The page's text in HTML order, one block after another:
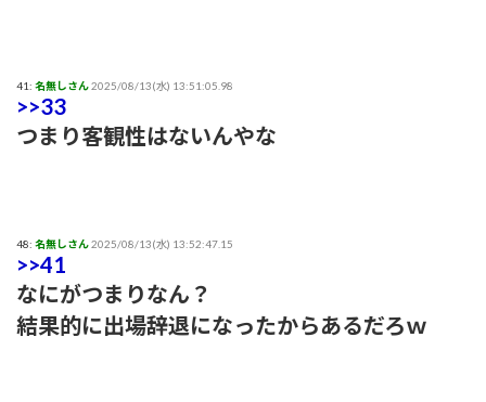
41: 名無しさん2025/08/13(水) 13:51:05.98
>>33
つまり客観性はないんやな
48: 名無しさん2025/08/13(水) 13:52:47.15
>>41
なにがつまりなん？
結果的に出場辞退になったからあるだろｗ